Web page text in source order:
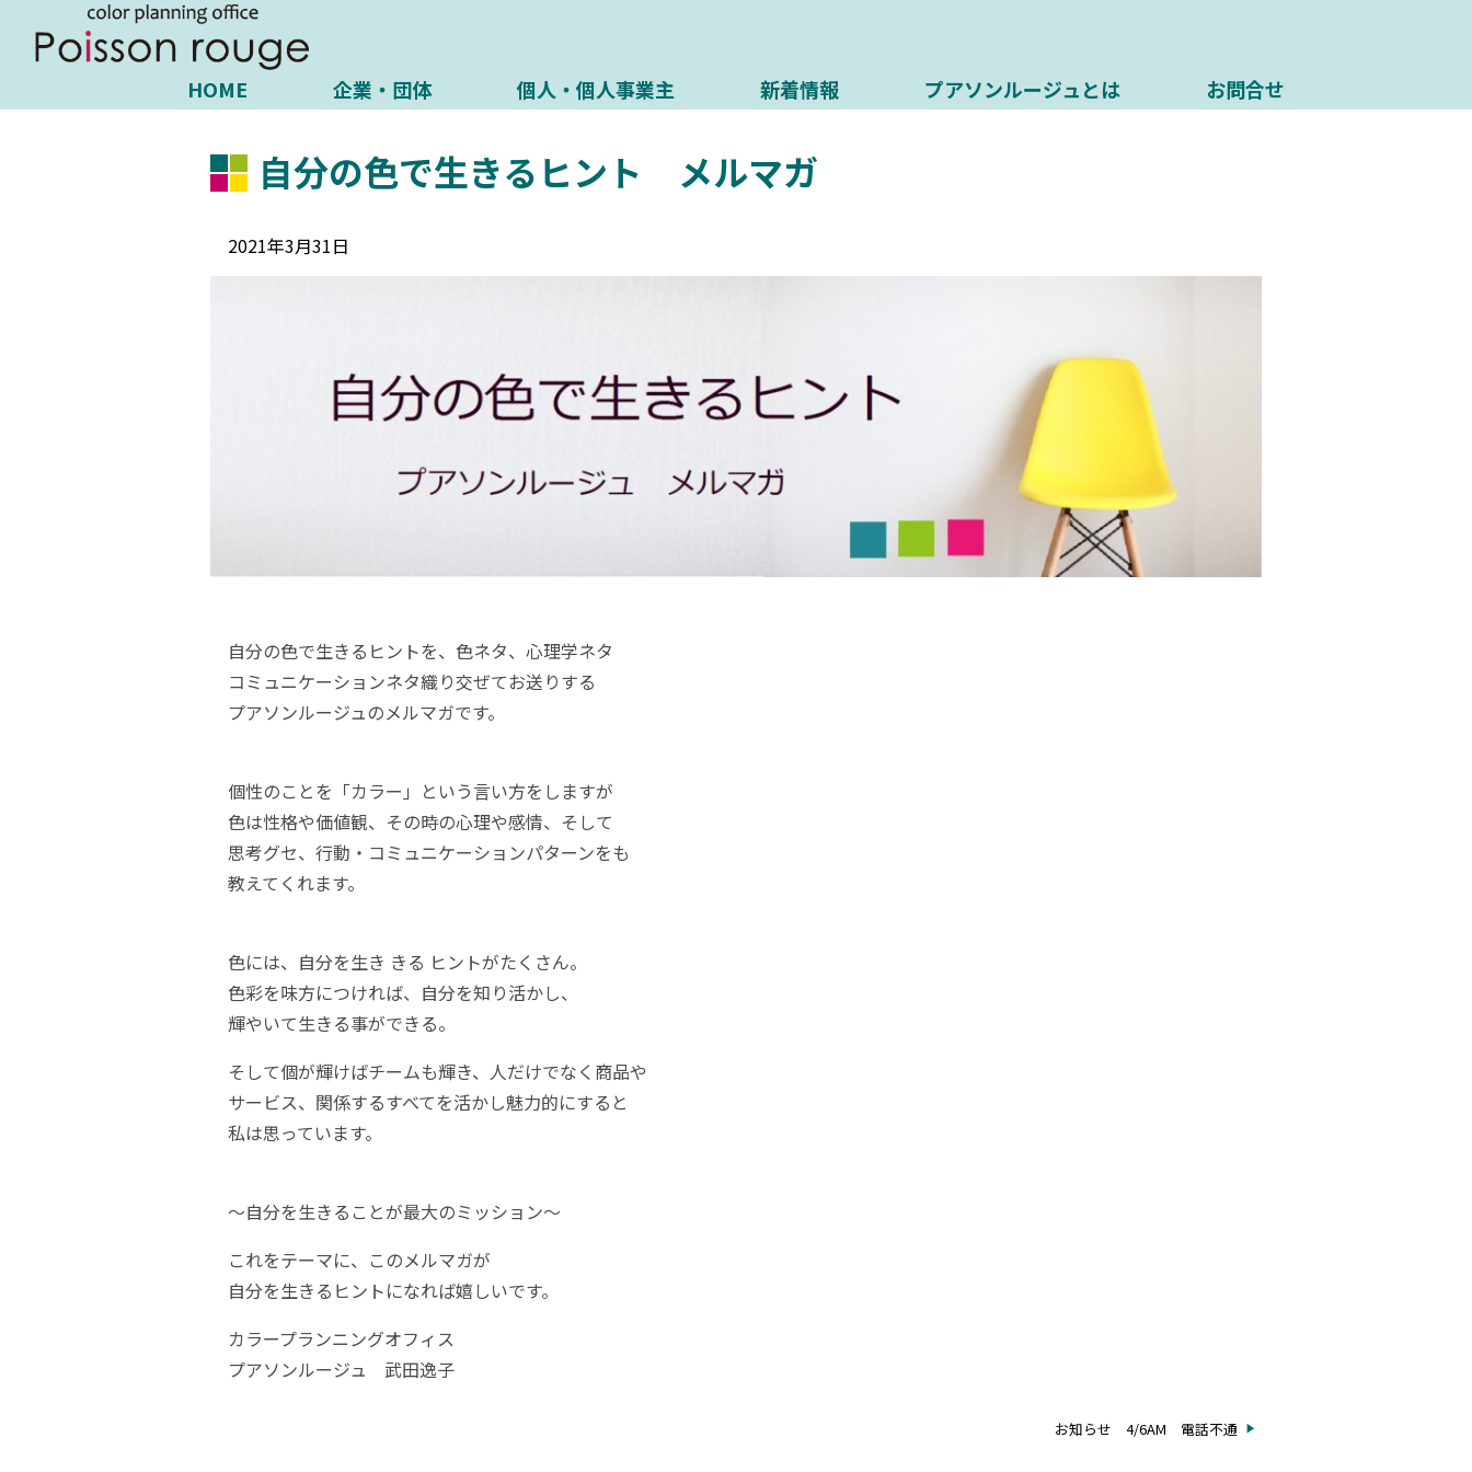
HOME 企業・団体 個人・個人事業主 新着情報 プアソンルージュとは お問合せ
自分の色で生きるヒント メルマガ
2021年3月31日
自分の色で生きるヒントを、色ネタ、心理学ネタ
コミュニケーションネタ織り交ぜてお送りする
プアソンルージュのメルマガです。
個性のことを「カラー」という言い方をしますが
色は性格や価値観、その時の⼼理や感情、そして
思考グセ、⾏動・コミュニケーションパターンをも
教えてくれます。
色には、自分を生き きる ヒントがたくさん。
⾊彩を味⽅につければ、⾃分を知り活かし、
輝やいて⽣きる事ができる。
そして個が輝けばチームも輝き、⼈だけでなく商品や
サービス、関係するすべてを活かし魅⼒的にすると
私は思っています。
〜⾃分を⽣きることが最⼤のミッション〜
これをテーマに、このメルマガが
自分を生きるヒントになれば嬉しいです。
カラープランニングオフィス
プアソンルージュ 武田逸子
お知らせ 4/6AM 電話不通